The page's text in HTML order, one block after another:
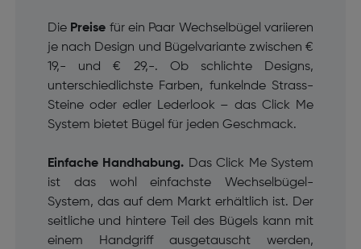
Die Preise für ein Paar Wechselbügel variieren
je nach Design und Bügelvariante zwischen €
19,- und € 29,-. Ob schlichte Designs,
unterschiedlichste Farben, funkelnde Strass-
Steine oder edler Lederlook – das Click Me
System bietet Bügel für jeden Geschmack.
Einfache Handhabung. Das Click Me System
ist das wohl einfachste Wechselbügel-
System, das auf dem Markt erhältlich ist. Der
seitliche und hintere Teil des Bügels kann mit
einem Handgriff ausgetauscht werden,